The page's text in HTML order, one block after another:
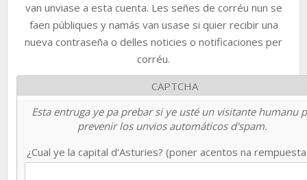
van unviase a esta cuenta. Les señes de corréu nun se
faen públiques y namás van usase si quier recibir una
nueva contraseña o delles noticies o notificaciones per
corréu.
CAPTCHA
Esta entruga ye pa prebar si ye usté un visitante humanu
prevenir los unvios automáticos d'spam.
¿Cual ye la capital d'Asturies? (poner acentos na